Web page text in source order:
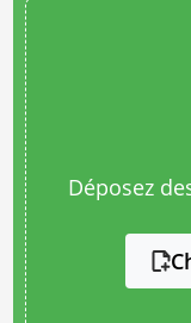
Déposez